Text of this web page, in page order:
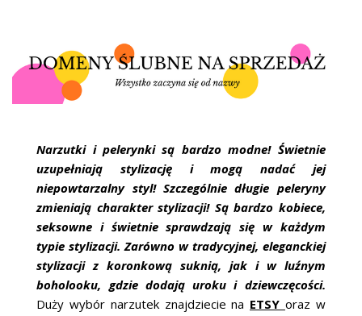
Narzutki i pelerynki są bardzo modne! Świetnie
uzupełniają stylizację i mogą nadać jej
niepowtarzalny styl! Szczególnie długie peleryny
zmieniają charakter stylizacji! Są bardzo kobiece,
seksowne i świetnie sprawdzają się w każdym
typie stylizacji. Zarówno w tradycyjnej, eleganckiej
stylizacji z koronkową suknią, jak i w luźnym
boholooku, gdzie dodają uroku i dziewczęcości.
Duży wybór narzutek znajdziecie na ETSY oraz w